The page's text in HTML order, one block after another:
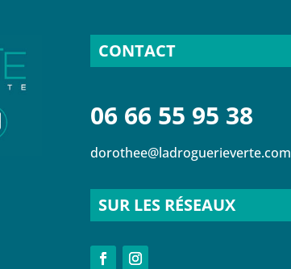
CONTACT
06 66 55 95 38
dorothee@ladroguerieverte.com
SUR LES RÉSEAUX